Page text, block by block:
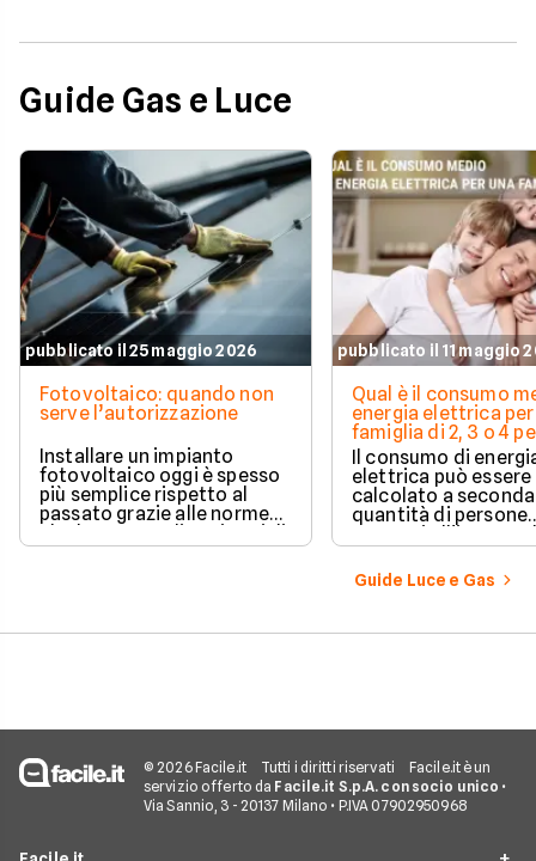
Guide Gas e Luce
pubblicato il 25 maggio 2026
Fotovoltaico: quando non
serve l’autorizzazione
Installare un impianto
fotovoltaico oggi è spesso
più semplice rispetto al
passato grazie alle norme
che hanno ampliato i casi di
edilizia libera.
pubblicato il 11 maggio
Qual è il consumo
energia elettrica per
famiglia di 2, 3 o 4
Il consumo di
elettrica può essere
calcolato a
quantità di persone
presenti all'interno
determinato
numerosi i fattori
influenzano questo
considerazione per
Guide Luce e Gas
© 2026 Facile.it Tutti i diritti riservati
Facile.it è un
servizio offerto da Facile.it S.p.A. con socio unico •
Via Sannio, 3 - 20137 Milano • P.IVA 07902950968